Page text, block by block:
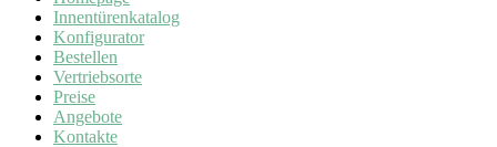
Innentürenkatalog
Konfigurator
Bestellen
Vertriebsorte
Preise
Angebote
Kontakte